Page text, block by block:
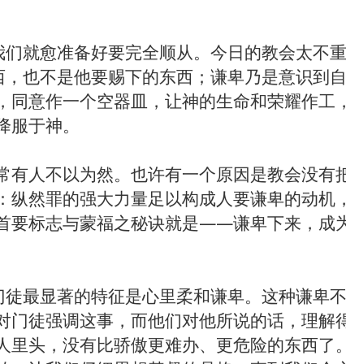
就愈准备好要完全顺从。今日的教会太不
也不是他要赐下的东西；谦卑乃是意识到
意作一个空器皿，让神的生命和荣耀作工
于神。
人不以为然。也许有一个原因是教会没有
然罪的强大力量足以构成人要谦卑的动机
要标志与蒙福之秘诀就是——谦卑下来，成
最显著的特征是心里柔和谦卑。这种谦卑
徒强调这事，而他们对他所说的话，理解
头，没有比骄傲更难办、更危险的东西了